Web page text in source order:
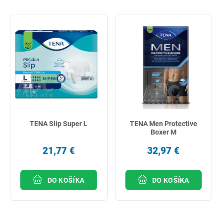
TENA Slip Super L
21,77 €
DO KOŠÍKA
TENA Men Protective
Boxer M
32,97 €
DO KOŠÍKA